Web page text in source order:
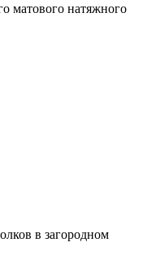
матового натяжного
в загородном